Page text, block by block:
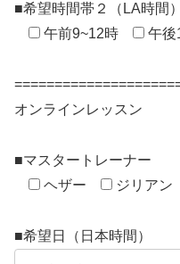
■希望時間帯２（LA時間）
午前9~12時
午後
オンラインレッスン
■マスタートレーナー
ヘザー
ジリアン
■希望日（日本時間）